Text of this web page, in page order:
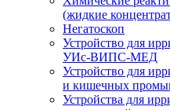
(жидкие
Негатоскоп
Устройство для
УИс-ВИПС-МЕД
Устройство для
и кишечных
Устройства для